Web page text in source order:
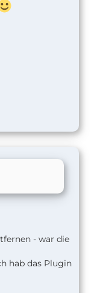
- war die
hab das Plugin